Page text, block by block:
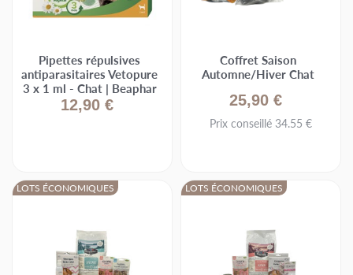
Pipettes répulsives
antiparasitaires Vetopure
3 x 1 ml - Chat | Beaphar
12,90 €
Coffret Saison
Automne/Hiver Chat
25,90 €
Prix conseillé 34.55 €
LOTS ÉCONOMIQUES LOTS ÉCONOMIQUES